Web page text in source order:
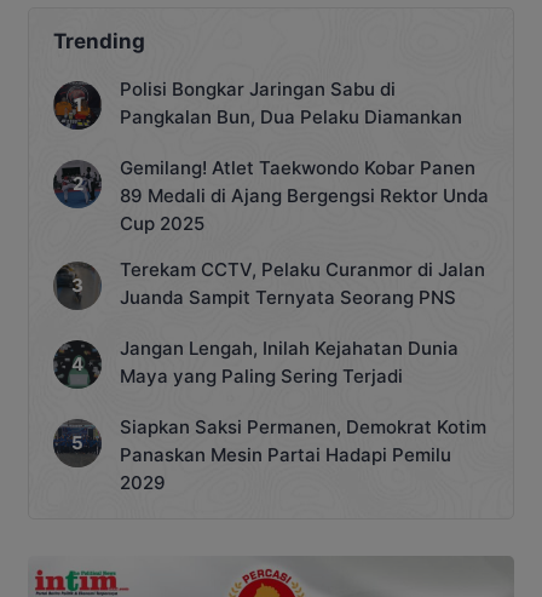
Trending
Polisi Bongkar Jaringan Sabu di
Pangkalan Bun, Dua Pelaku Diamankan
Gemilang! Atlet Taekwondo Kobar Panen
89 Medali di Ajang Bergengsi Rektor Unda
Cup 2025
Terekam CCTV, Pelaku Curanmor di Jalan
Juanda Sampit Ternyata Seorang PNS
Jangan Lengah, Inilah Kejahatan Dunia
Maya yang Paling Sering Terjadi
Siapkan Saksi Permanen, Demokrat Kotim
Panaskan Mesin Partai Hadapi Pemilu
2029